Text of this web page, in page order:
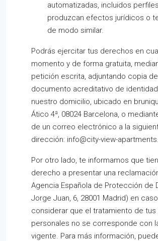
automatizadas, incluidos
produzcan efectos jurídicos o
de modo similar.
Podrás ejercitar tus derechos en
momento y de forma gratuita,
petición escrita, adjuntando copia
documento acreditativo de
nuestro domicilio, ubicado en
Ático 4ª, 08024 Barcelona, o
de un correo electrónico a la
dirección: info@city-view-
Por otro lado, te informamos que
derecho a presentar una
Agencia Española de Protección de
Jorge Juan, 6, 28001 Madrid) en
considerar que el tratamiento de tus
personales no se corresponde con
vigente. Para más información,